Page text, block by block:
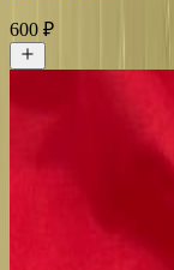
600 ₽